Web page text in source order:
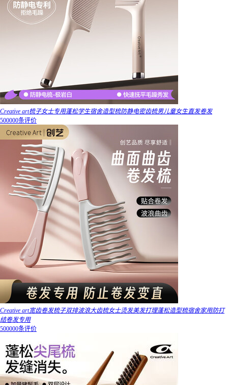
Creative art梳子女士专用蓬松学生宿舍造型梳防静电密齿梳男儿童女生直发卷发
500000条评价
Creative art宽齿卷发梳子双排波浪大齿梳女士烫发美发打理蓬松造型梳宿舍家用防打
结卷发专用
500000条评价